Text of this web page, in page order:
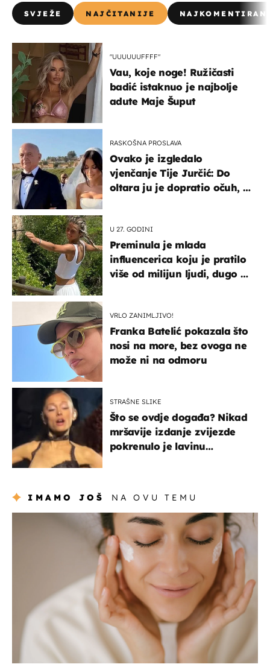
SVJEŽE NAJČITANIJE
"UUUUUUFFFF"
Vau, koje noge! Ružičasti
badić istaknuo je najbolje
adute Maje Šuput
RASKOŠNA PROSLAVA
Ovako je izgledalo
vjenčanje Tije Jurčić: Do
oltara ju je dopratio očuh, a
U 27. GODINI
Preminula je mlada
influencerica koju je pratilo
više od milijun ljudi, dugo se
VRLO ZANIMLJIVO!
Franka Batelić pokazala što
nosi na more, bez ovoga ne
može ni na odmoru
STRAŠNE SLIKE
Što se ovdje događa? Nikad
mršavije izdanje zvijezde
pokrenulo je lavinu
IMAMO JOŠ NA OVU TEMU
moda & ljepota